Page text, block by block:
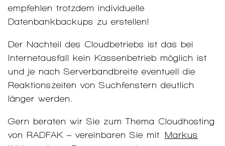
empfehlen trotzdem individuelle
Datenbankbackups zu erstellen!
Der Nachteil des Cloudbetriebs ist das bei
Internetausfall kein Kassenbetrieb möglich ist
und je nach Serverbandbreite eventuell die
Reaktionszeiten von Suchfenstern deutlich
länger werden.
Gern beraten wir Sie zum Thema Cloudhosting
von RADFAK – vereinbaren Sie mit Markus